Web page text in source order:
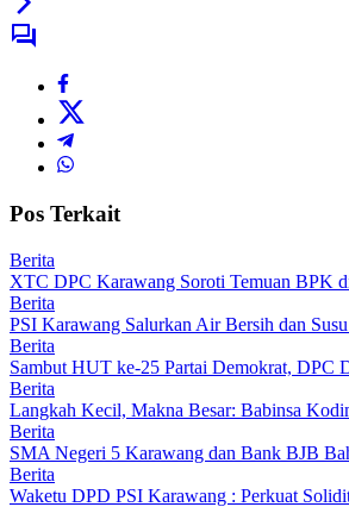
Pos Terkait
Berita
XTC DPC Karawang Soroti Temuan BPK
Berita
PSI Karawang Salurkan Air Bersih dan
Berita
Sambut HUT ke-25 Partai Demokrat, DPC
Berita
Langkah Kecil, Makna Besar: Babinsa
Berita
SMA Negeri 5 Karawang dan Bank BJB
Berita
Waketu DPD PSI Karawang : Perkuat